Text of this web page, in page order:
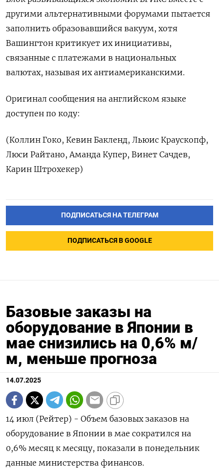
другими альтернативными форумами пытается
заполнить образовавшийся вакуум, хотя
Вашингтон критикует их инициативы,
связанные с платежами в национальных
валютах, называя их антиамериканскими.
Оригинал сообщения на английском языке
доступен по коду:
(Коллин Гоко, Кевин Бакленд, Льюис Краускопф,
Люси Райтано, Аманда Купер, Винет Сачдев,
Карин Штрохекер)
ПОДПИСАТЬСЯ НА ТЕЛЕГРАМ
ПОДПИСАТЬСЯ В GOOGLE
Базовые заказы на
оборудование в Японии в
мае снизились на 0,6% м/
м, меньше прогноза
14.07.2025
14 июл (Рейтер) - Объем базовых заказов на
оборудование в Японии в мае сократился на
0,6% месяц к месяцу, показали в понедельник
данные министерства финансов.